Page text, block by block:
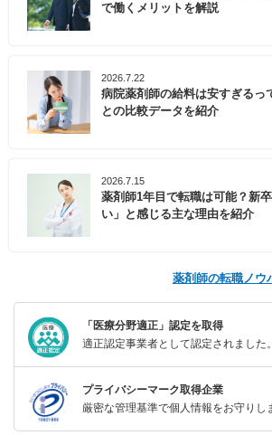
で働くメリットを解説
2026.7.22
病院薬剤師の給料は安すぎるっ
との比較データを紹介
2026.7.15
薬剤師1年目で転職は可能？新
い」と感じる主な理由を紹介
薬剤師の転職ノウ
「医療分野適正」認定を取得
適正認定事業者として認定されました。
プライバシーマーク取得企業
厳密な管理基準で個人情報をお守りし